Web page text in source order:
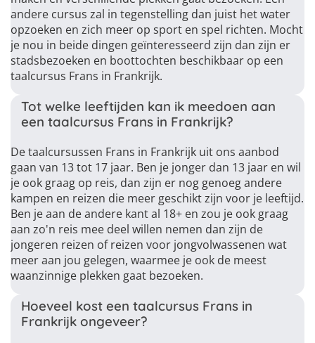
andere cursus zal in tegenstelling dan juist het water
opzoeken en zich meer op sport en spel richten. Mocht
je nou in beide dingen geïnteresseerd zijn dan zijn er
stadsbezoeken en boottochten beschikbaar op een
taalcursus Frans in Frankrijk.
Tot welke leeftijden kan ik meedoen aan
een taalcursus Frans in Frankrijk?
De taalcursussen Frans in Frankrijk uit ons aanbod
gaan van 13 tot 17 jaar. Ben je jonger dan 13 jaar en wil
je ook graag op reis, dan zijn er nog genoeg andere
kampen en reizen die meer geschikt zijn voor je leeftijd.
Ben je aan de andere kant al 18+ en zou je ook graag
aan zo'n reis mee deel willen nemen dan zijn de
jongeren reizen of reizen voor jongvolwassenen wat
meer aan jou gelegen, waarmee je ook de meest
waanzinnige plekken gaat bezoeken.
Hoeveel kost een taalcursus Frans in
Frankrijk ongeveer?